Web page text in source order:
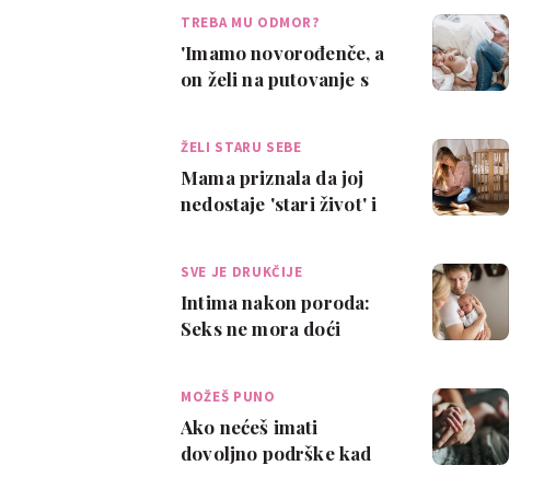
TREBA MU ODMOR?
'Imamo novorođenče, a
on želi na putovanje s
ŽELI STARU SEBE
Mama priznala da joj
nedostaje 'stari život' i
SVE JE DRUKČIJE
Intima nakon poroda:
Seks ne mora doći
MOŽEŠ PUNO
Ako nećeš imati
dovoljno podrške kad